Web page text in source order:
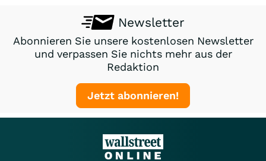
Newsletter
Abonnieren Sie unsere kostenlosen Newsletter
und verpassen Sie nichts mehr aus der
Redaktion
Jetzt abonnieren!